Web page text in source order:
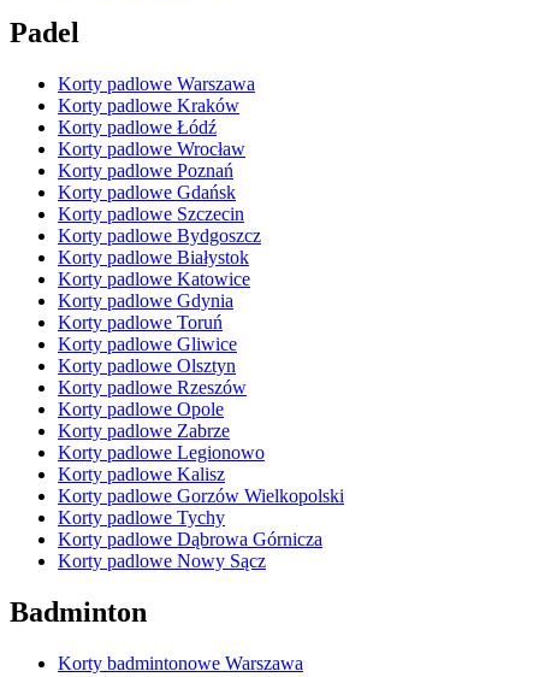
Padel
Korty padlowe Warszawa
Korty padlowe Kraków
Korty padlowe Łódź
Korty padlowe Wrocław
Korty padlowe Poznań
Korty padlowe Gdańsk
Korty padlowe Szczecin
Korty padlowe Bydgoszcz
Korty padlowe Białystok
Korty padlowe Katowice
Korty padlowe Gdynia
Korty padlowe Toruń
Korty padlowe Gliwice
Korty padlowe Olsztyn
Korty padlowe Rzeszów
Korty padlowe Opole
Korty padlowe Zabrze
Korty padlowe Legionowo
Korty padlowe Kalisz
Korty padlowe Gorzów Wielkopolski
Korty padlowe Tychy
Korty padlowe Dąbrowa Górnicza
Korty padlowe Nowy Sącz
Badminton
Korty badmintonowe Warszawa